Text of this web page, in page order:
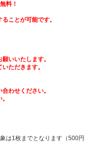
料！
ことが可能です。
いいたします。
ただきます。
わせください。
は1枚までとなります（500円